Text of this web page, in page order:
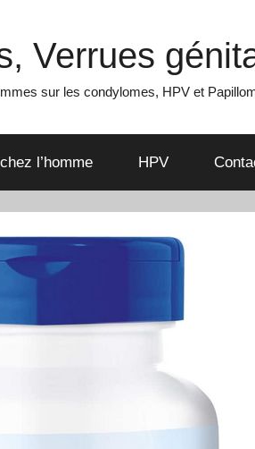
Verrues
sur les condylomes, HPV et
l’homme HPV